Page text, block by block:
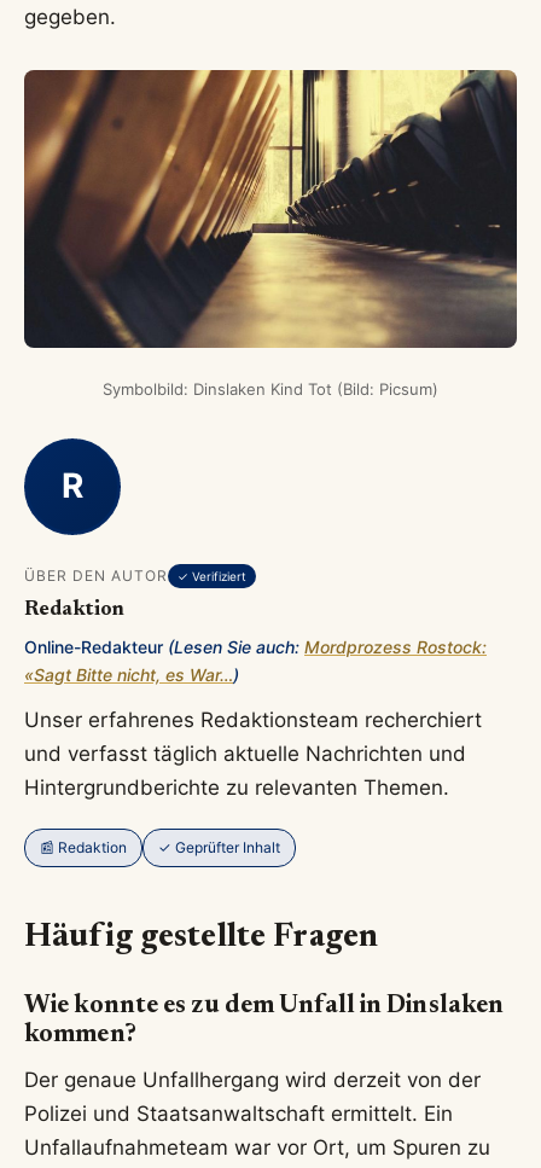
gegeben.
Symbolbild: Dinslaken Kind Tot (Bild: Picsum)
R
ÜBER DEN AUTOR ✓ Verifiziert
Redaktion
Online-Redakteur (Lesen Sie auch: Mordprozess Rostock:
«Sagt Bitte nicht, es War…)
Unser erfahrenes Redaktionsteam recherchiert
und verfasst täglich aktuelle Nachrichten und
Hintergrundberichte zu relevanten Themen.
📰 Redaktion ✓ Geprüfter Inhalt
Häufig gestellte Fragen
Wie konnte es zu dem Unfall in Dinslaken
kommen?
Der genaue Unfallhergang wird derzeit von der
Polizei und Staatsanwaltschaft ermittelt. Ein
Unfallaufnahmeteam war vor Ort, um Spuren zu